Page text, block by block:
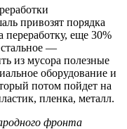
привозят порядка
переработку, еще 30%
—
из мусора полезные
оборудование и
потом пойдет на
пленка, металл.
фронта